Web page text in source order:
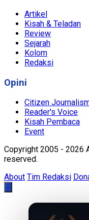
Artikel
Kisah & Teladan
Review
Sejarah
Kolom
Redaksi
Opini
Citizen
Reader's Voice
Kisah Pembaca
Event
Copyright 2005 - 2026
reserved.
About Tim Redaksi